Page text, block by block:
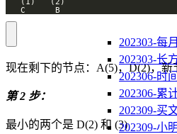
202303-每
202303-长
202306-时
202306-累
202309-买
202309-小
   C      B
现在剩下的节点：A(5)，D(2)，新
第 2 步：
最小的两个是 D(2) 和 (3)